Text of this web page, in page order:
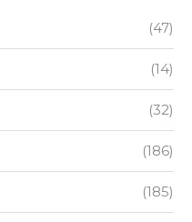
(47)
(14)
(32)
(186)
(185)